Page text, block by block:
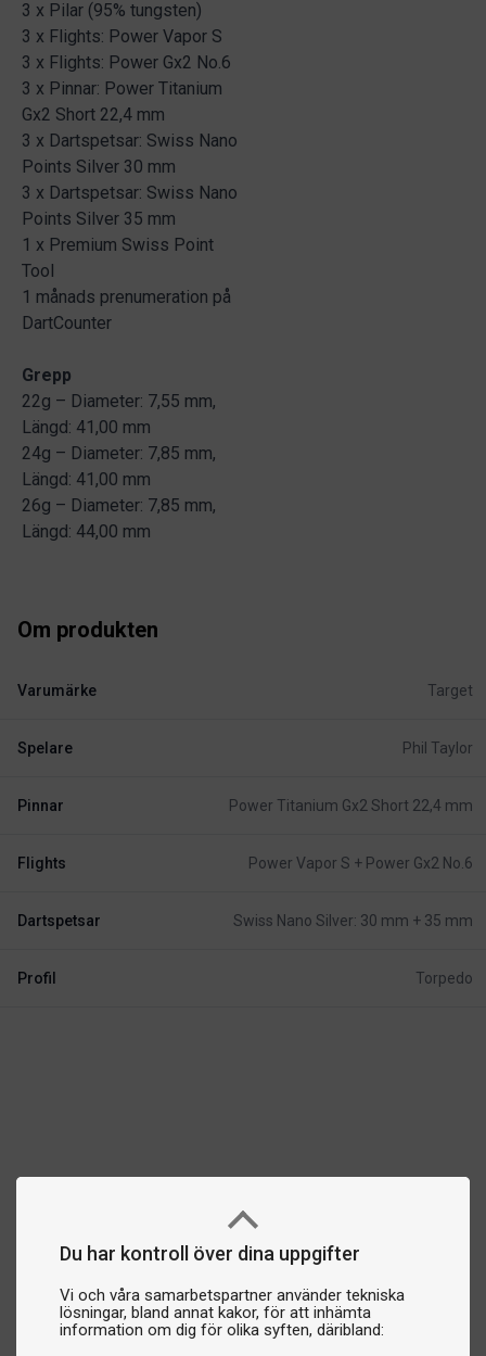
Du har kontroll över dina uppgifter
Vi och våra samarbetspartner använder tekniska
lösningar, bland annat kakor, för att inhämta
information om dig för olika syften, däribland:
3 x Pilar (95% tungsten)
3 x Flights: Power Vapor S
3 x Flights: Power Gx2 No.6
3 x Pinnar: Power Titanium
Gx2 Short 22,4 mm
3 x Dartspetsar: Swiss Nano
Points Silver 30 mm
3 x Dartspetsar: Swiss Nano
Points Silver 35 mm
1 x Premium Swiss Point
Tool
1 månads prenumeration på
DartCounter
Grepp
22g – Diameter: 7,55 mm,
Längd: 41,00 mm
24g – Diameter: 7,85 mm,
Längd: 41,00 mm
26g – Diameter: 7,85 mm,
Längd: 44,00 mm
Om produkten
Varumärke Target
Spelare Phil Taylor
Pinnar Power Titanium Gx2 Short 22,4 mm
Flights Power Vapor S + Power Gx2 No.6
Dartspetsar Swiss Nano Silver: 30 mm + 35 mm
Profil Torpedo